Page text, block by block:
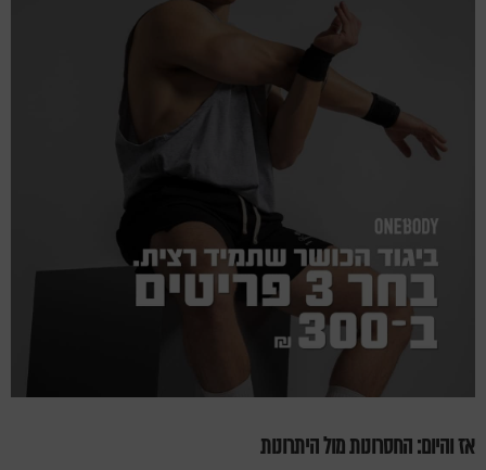
אז והיום: החסרונות מולהיתרונות